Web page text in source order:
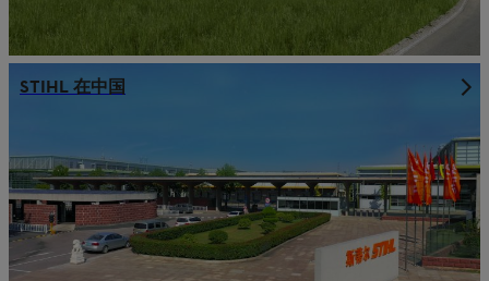
STIHL 在中国